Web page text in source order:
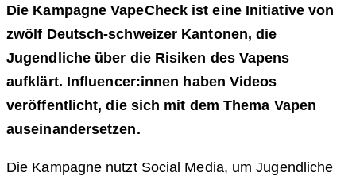
Die Kampagne VapeCheck ist eine Initiative von
zwölf Deutsch-schweizer Kantonen, die
Jugendliche über die Risiken des Vapens
aufklärt. Influencer:innen haben Videos
veröffentlicht, die sich mit dem Thema Vapen
auseinandersetzen.
Die Kampagne nutzt Social Media, um Jugendliche